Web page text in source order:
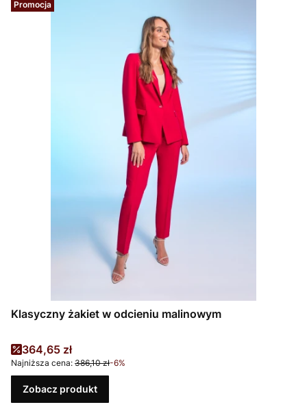
Promocja
Klasyczny żakiet w odcieniu malinowym
Cena promocyjna
364,65 zł
Najniższa cena: 386,10 zł-6%
Zobacz produkt